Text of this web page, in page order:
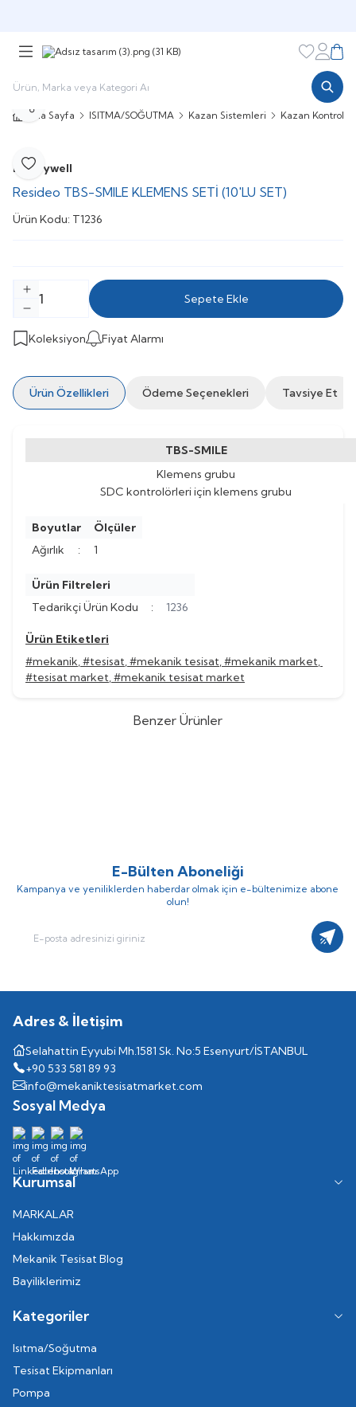
Favorilerim
Ana Sayfa ISITMA/SOĞUTMA Kazan Sistemleri Kazan Kontrol
Favoriye Ekle
Paylaş
Honeywell
Resideo TBS-SMILE KLEMENS SETİ (10'LU SET)
Ürün Kodu: T1236
Sepete Ekle
Koleksiyon Fiyat Alarmı
Ürün Özellikleri Ödeme Seçenekleri Tavsiye Et
TBS-SMILE
Klemens grubu
SDC kontrolörleri için klemens grubu
Boyutlar
Ölçüler
Ağırlık
: 1
Ürün Filtreleri
Tedarikçi Ürün Kodu
: 1236
Ürün Etiketleri
#mekanik,#tesisat,#mekanik tesisat,#mekanik market,
#tesisat market,#mekanik tesisat market
Benzer Ürünler
E-Bülten Aboneliği
Kampanya ve yeniliklerden haberdar olmak için e-bültenimize abone
olun!
Adres & İletişim
Selahattin Eyyubi Mh.1581 Sk. No:5 Esenyurt/İSTANBUL
+90 533 581 89 93
info@mekaniktesisatmarket.com
Sosyal Medya
Kurumsal
MARKALAR
Hakkımızda
Mekanik Tesisat Blog
Bayiliklerimiz
Kategoriler
Isıtma/Soğutma
Tesisat Ekipmanları
Pompa